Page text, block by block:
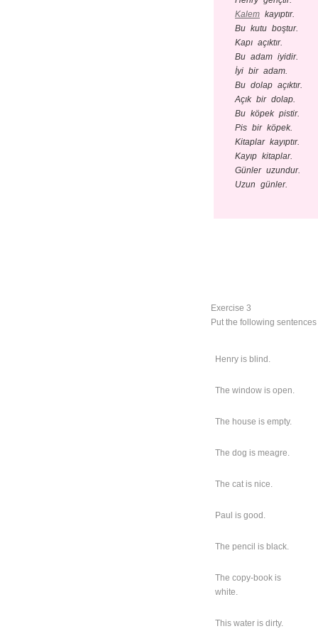
Kalem kayıptır.
Bu kutu boştur.
Kapı açıktır.
Bu adam iyidir.
İyi bir adam.
Bu dolap açıktır.
Açık bir dolap.
Bu köpek pistir.
Pis bir köpek.
Kitaplar kayıptır.
Kayıp kitaplar.
Günler uzundur.
Uzun günler.
Exercise 3
Put the following
Henry is blind.
The window is open.
The house is empty.
The dog is meagre.
The cat is nice.
Paul is good.
The pencil is black.
The copy-book is
white.
This water is dirty.